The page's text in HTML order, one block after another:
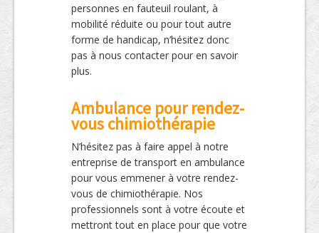
personnes en fauteuil roulant, à
mobilité réduite ou pour tout autre
forme de handicap, n’hésitez donc
pas à nous contacter pour en savoir
plus.
Ambulance pour rendez-
vous chimiothérapie
N’hésitez pas à faire appel à notre
entreprise de transport en ambulance
pour vous emmener à votre rendez-
vous de chimiothérapie. Nos
professionnels sont à votre écoute et
mettront tout en place pour que votre